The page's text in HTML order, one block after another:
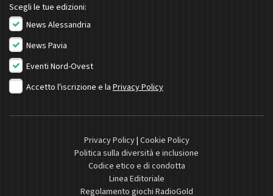
Scegli le tue edizioni:
News Alessandria
News Pavia
Eventi Nord-Ovest
Accetto l'iscrizione e la Privacy Policy
Privacy Policy| Cookie Policy
Politica sulla diversità e inclusione
Codice etico e di condotta
Linea Editoriale
Regolamento giochi RadioGold